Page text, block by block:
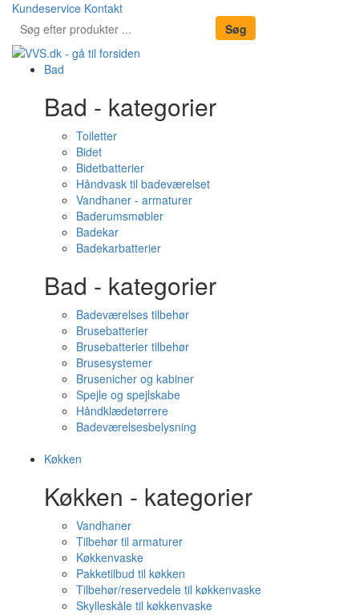
Kundeservice Kontakt
Bad
Bad - kategorier
Toiletter
Bidet
Bidetbatterier
Håndvask til badeværelset
Vandhaner - armaturer
Baderumsmøbler
Badekar
Badekarbatterier
Bad - kategorier
Badeværelses tilbehør
Brusebatterier
Brusebatterier tilbehør
Brusesystemer
Brusenicher og kabiner
Spejle og spejlskabe
Håndklædetørrere
Badeværelsesbelysning
Køkken
Køkken - kategorier
Vandhaner
Tilbehør til armaturer
Køkkenvaske
Pakketilbud til køkken
Tilbehør/reservedele til køkkenvaske
Skylleskåle til køkkenvaske